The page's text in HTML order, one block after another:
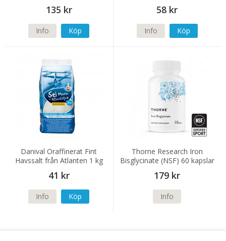
135 kr
Info Köp
58 kr
Info Köp
Danival Oraffinerat Fint
Havssalt från Atlanten 1 kg
41 kr
Info Köp
Thorne Research Iron
Bisglycinate (NSF) 60 kapslar
179 kr
Info